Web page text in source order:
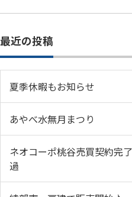
最近の投稿
夏季休暇もお知らせ
あやべ水無月まつり
ネオコーポ桃谷売買契約完
過